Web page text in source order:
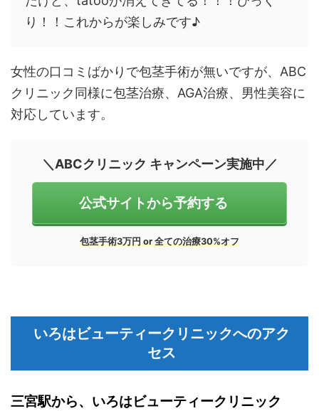
り！！これからが楽しみです♪
女性の口コミばかりで包茎手術が無いですが、ABC
クリニック同様に包茎治療、AGA治療、男性美容に
対応しています。
＼ABCクリニック キャンペーン実施中／
公式サイトから予約する
包茎手術3万円 or 全ての治療30%オフ
いろはビューティークリニックへのアク
セス
三宮駅から、いろはビューティークリニック